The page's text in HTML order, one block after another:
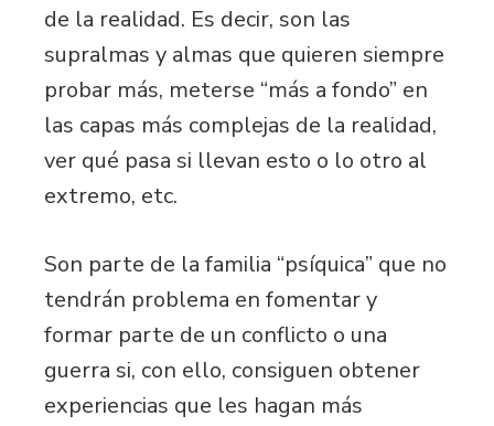
de la realidad. Es decir, son las
supralmas y almas que quieren siempre
probar más, meterse “más a fondo” en
las capas más complejas de la realidad,
ver qué pasa si llevan esto o lo otro al
extremo, etc.
Son parte de la familia “psíquica” que no
tendrán problema en fomentar y
formar parte de un conflicto o una
guerra si, con ello, consiguen obtener
experiencias que les hagan más